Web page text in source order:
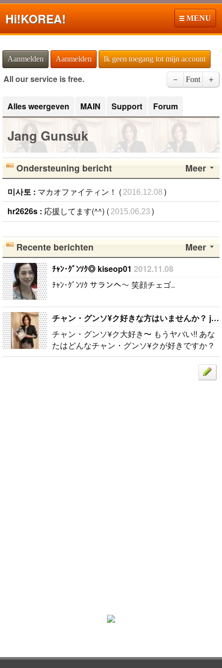
Hi!KOREA! MENU
Aanmelden Aanmelden Ik geen toegang tot mijn account
All our service is free. － Font ＋
Alles weergeven MAIN Support Forum
Jang Gunsuk
Meer
Ondersteuning bericht
미사토 : マカオファイティン！ ( 2016.12.08 )
hr2626s : 応援してます(^^) ( 2015.06.23 )
Meer
Recente berichten
ﾁｬﾝ･ｸﾞﾝｿｸ◎ kiseop01 2012.11.08
ﾁｬﾝ･ｸﾞﾝｿｸ サランへ〜 笑顔チェゴ..
チャン・グンソ¥ク好きな方はいませんか？ jyk14
チャン・グンソ¥ク大好き〜 もうヤバい!! あな
たはどんなチャン・グンソ¥クが好きですか？
私は髪の毛をむすんだりしているチャン・グン
ソ¥クより髪の毛を おろしたりしているチャ..